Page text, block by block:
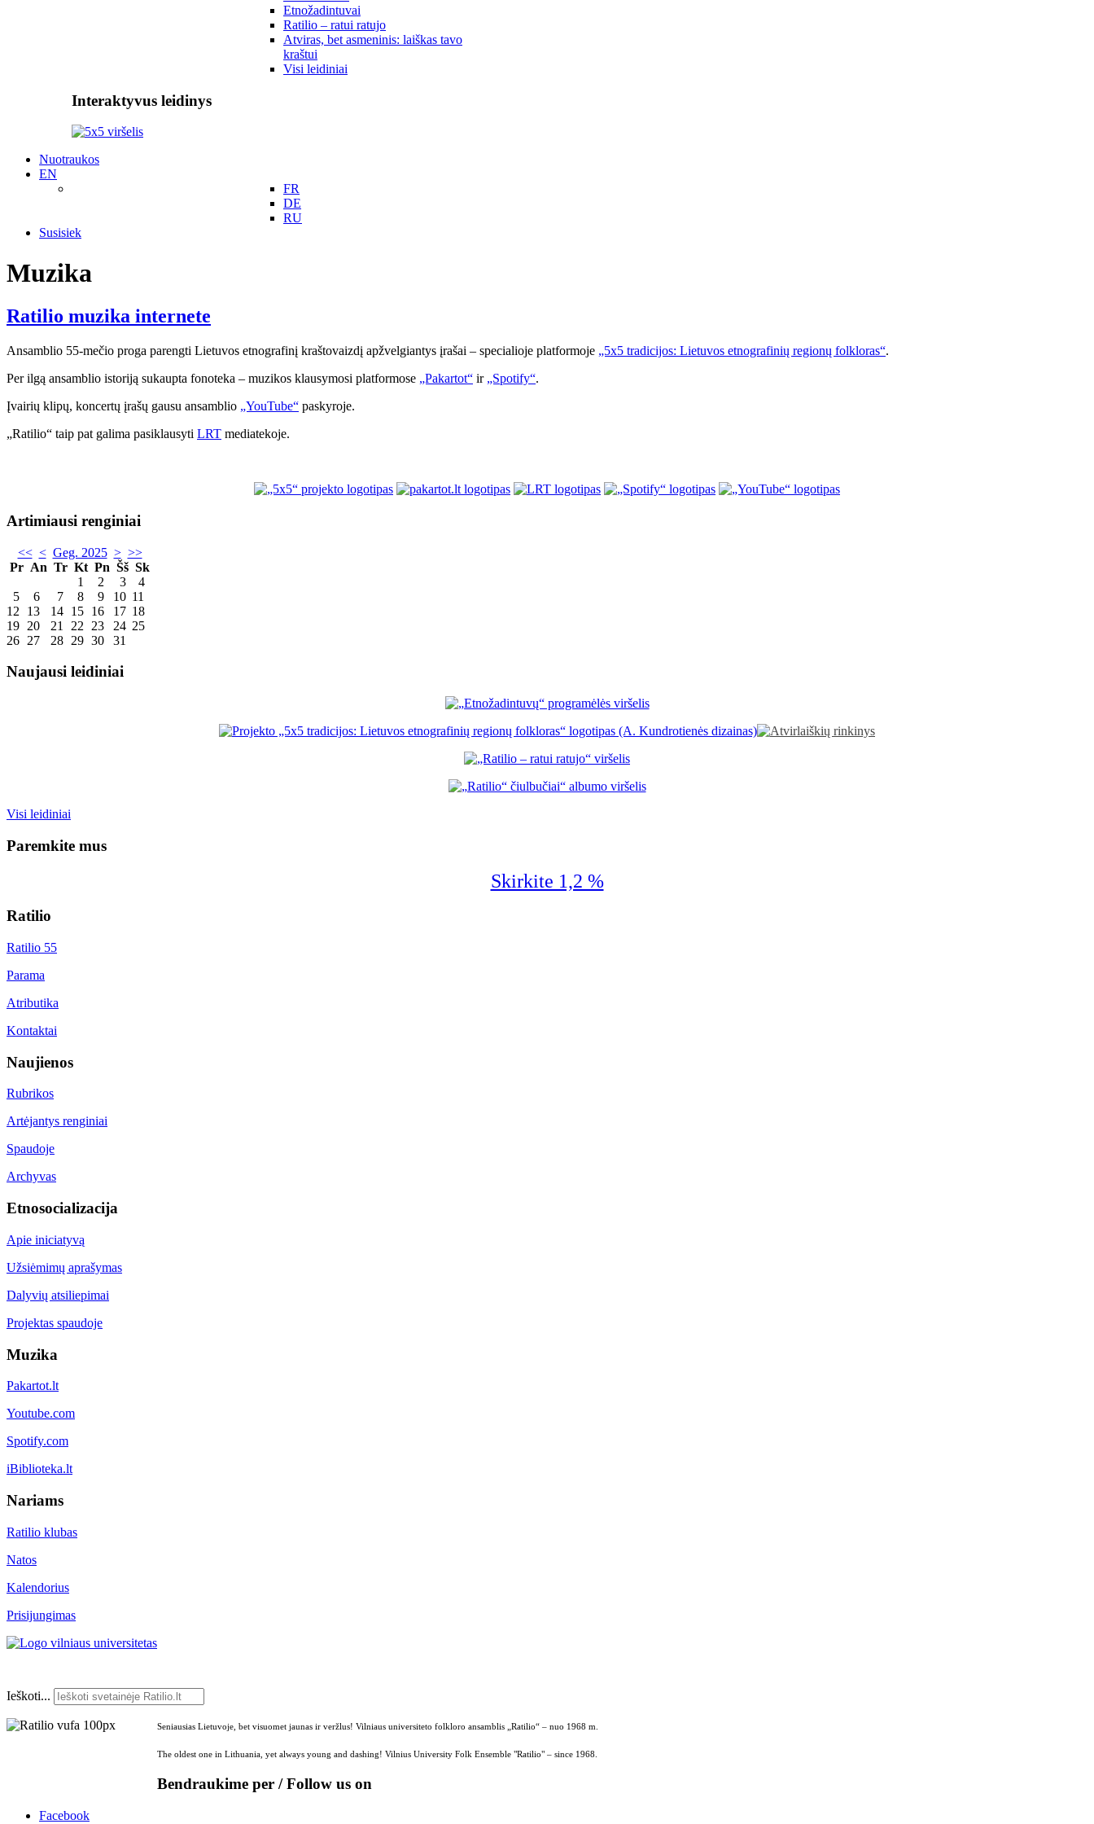
Etnožadintuvai
Ratilio – ratui ratujo
Atviras, bet asmeninis: laiškas tavo
kraštui
Visi leidiniai
Interaktyvus leidinys
Nuotraukos
EN
FR
DE
RU
Susisiek
Muzika
Ratilio muzika internete
Ansamblio 55-mečio proga parengti Lietuvos etnografinį kraštovaizdį apžvelgiantys įrašai – specialioje platformoje „5x5 tradicijos: Lietuvos etnografinių regionų folkloras“.
Per ilgą ansamblio istoriją sukaupta fonoteka – muzikos klausymosi platformose „Pakartot“ ir „Spotify“.
Įvairių klipų, koncertų įrašų gausu ansamblio „YouTube“ paskyroje.
„Ratilio“ taip pat galima pasiklausyti LRT mediatekoje.
Artimiausi renginiai
<< < Geg. 2025 > >>
Pr An Tr Kt Pn Šš Sk
1
2 3
4
5
6 7 8 9 10 11
12
13 14 15 16 17 18
19 20 21 22 23 24 25
26 27 28 29 30 31
Naujausi leidiniai
Visi leidiniai
Paremkite mus
Skirkite 1,2 %
Ratilio
Ratilio 55
Parama
Atributika
Kontaktai
Naujienos
Rubrikos
Artėjantys renginiai
Spaudoje
Archyvas
Etnosocializacija
Apie iniciatyvą
Užsiėmimų aprašymas
Dalyvių atsiliepimai
Projektas spaudoje
Muzika
Pakartot.lt
Youtube.com
Spotify.com
iBiblioteka.lt
Nariams
Ratilio klubas
Natos
Kalendorius
Prisijungimas
Ieškoti...
Seniausias Lietuvoje, bet visuomet jaunas ir veržlus! Vilniaus universiteto folkloro ansamblis „Ratilio“ – nuo 1968 m.
The oldest one in Lithuania, yet always young and dashing! Vilnius University Folk Ensemble "Ratilio" – since 1968.
Bendraukime per / Follow us on
Facebook